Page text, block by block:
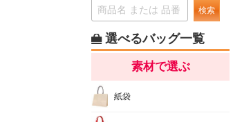
検索
選べるバッグ一覧
素材で選ぶ
紙袋